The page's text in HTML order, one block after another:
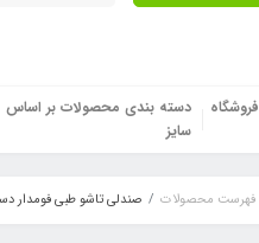
فروشگاه
دسته بندی محصولات بر اساس
سایز
فهرست محصولات صندلی تاشو طبی فومدار